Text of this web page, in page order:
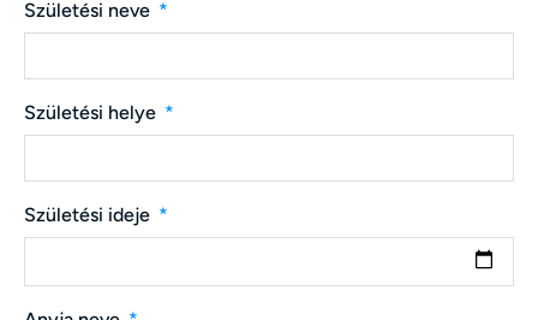
Születési neve
Születési helye
Születési ideje